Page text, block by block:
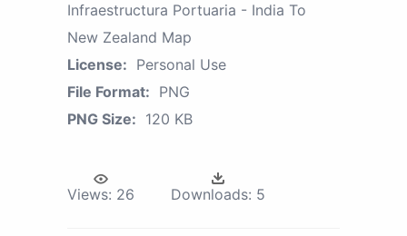
Infraestructura Portuaria - India To
New Zealand Map
License: Personal Use
File Format: PNG
PNG Size: 120 KB
Views: 26 Downloads: 5